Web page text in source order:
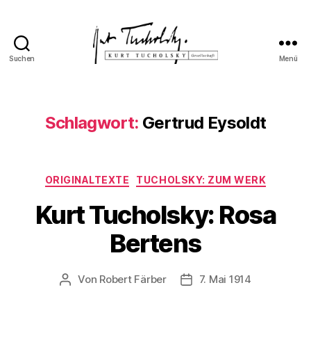
Suchen Menü
Schlagwort: Gertrud Eysoldt
Kategorien
ORIGINALTEXTE TUCHOLSKY: ZUM WERK
Kurt Tucholsky: Rosa
Bertens
Beitragsautor
Von Robert Färber Veröffentlichungsdatum
7. Mai 1914